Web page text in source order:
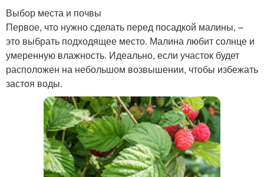
Выбор места и почвы
Первое, что нужно сделать перед посадкой малины, –
это выбрать подходящее место. Малина любит солнце и
умеренную влажность. Идеально, если участок будет
расположен на небольшом возвышении, чтобы избежать
застоя воды.